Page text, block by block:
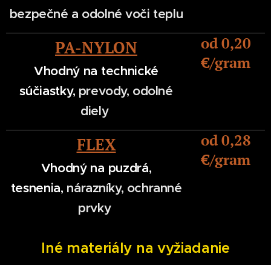
bezpečné a odolné voči teplu
PA-NYLON
Vhodný na technické
súčiastky, prevody, odolné
diely
od 0,20
€/gram
FLEX
Vhodný na puzdrá,
tesnenia, nárazníky, ochranné
prvky
od 0,28
€/gram
Iné materiály na vyžiadanie